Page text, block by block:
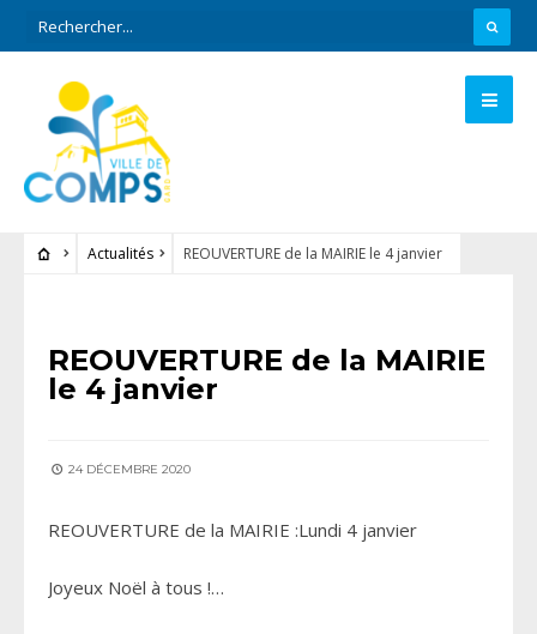
Actualités REOUVERTURE de la MAIRIE le 4 janvier
REOUVERTURE de la MAIRIE
le 4 janvier
24 DÉCEMBRE 2020
REOUVERTURE de la MAIRIE :Lundi 4 janvier
Joyeux Noël à tous !…